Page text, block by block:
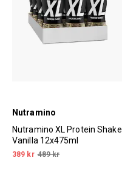
Nutramino
Nutramino XL Protein Shake
Vanilla 12x475ml
389 kr 489 kr